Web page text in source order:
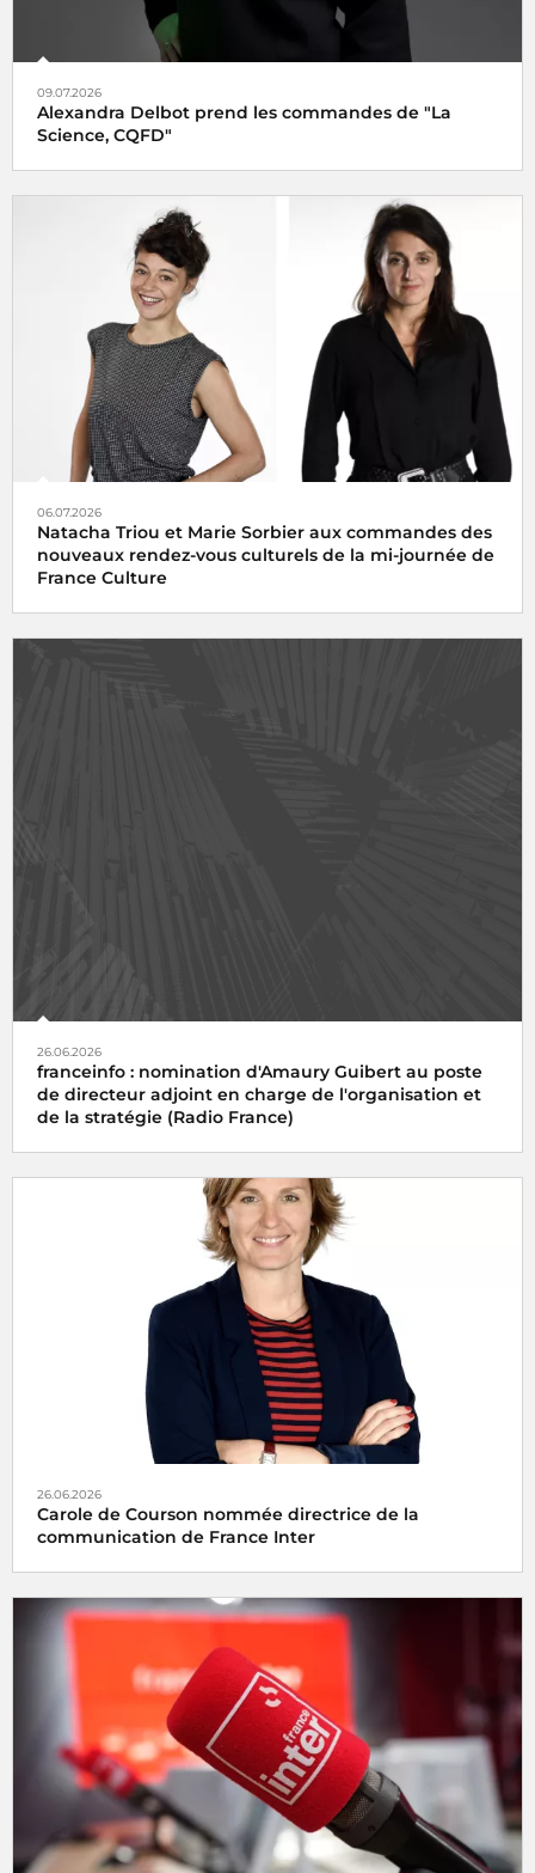
09.07.2026
Alexandra Delbot prend les commandes de "La
Science, CQFD"
06.07.2026
Natacha Triou et Marie Sorbier aux commandes des
nouveaux rendez-vous culturels de la mi-journée de
France Culture
26.06.2026
franceinfo : nomination d'Amaury Guibert au poste
de directeur adjoint en charge de l'organisation et
de la stratégie (Radio France)
26.06.2026
Carole de Courson nommée directrice de la
communication de France Inter